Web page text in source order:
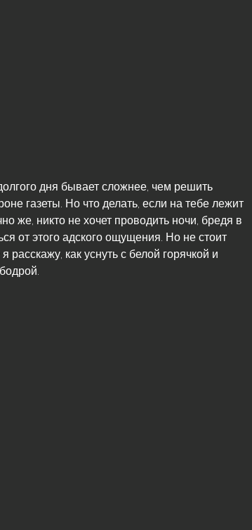
дня бывает сложнее, чем решить
газеты. Но что делать, если на тебе лежит
же, никто не хочет проводить ночи, бредя в
от этого адского ощущения. Но не стоит
расскажу, как уснуть с белой горячкой и